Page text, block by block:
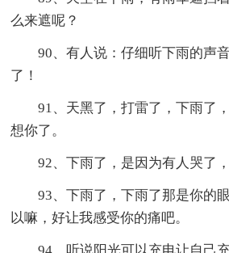
么来遮呢？
90、有人说：仔细听下雨的声
了！
91、天黑了，打雷了，下雨了
想你了。
92、下雨了，是因为有人哭了
93、下雨了，下雨了那是你的
以嘛，好让我感受你的痛吧。